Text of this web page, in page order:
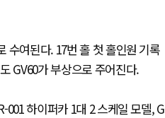
수여된다. 17번 홀 첫 홀인원 기록
GV60가 부상으로 주어진다.
하이퍼카 1대 2 스케일 모델, G